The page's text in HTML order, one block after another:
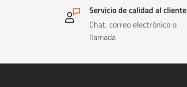
Servicio de calidad al cliente
Chat, correo electrónico o
llamada